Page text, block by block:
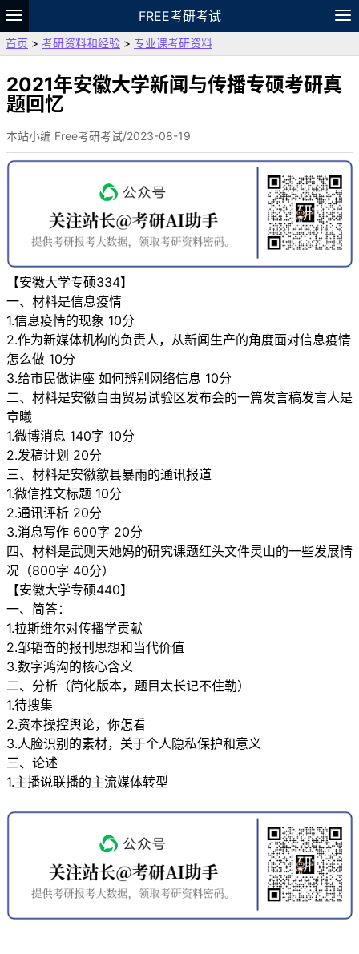
FREE考研考试
题库
故事 专题 APP
VIP
资料
首页 > 考研资料和经验 > 专业课考研资料
2021年安徽大学新闻与传播专硕考研真
题回忆
本站小编 Free考研考试/2023-08-19
【安徽大学专硕334】
一、材料是信息疫情
1.信息疫情的现象 10分
2.作为新媒体机构的负责人，从新闻生产的角度面对信息疫情
怎么做 10分
3.给市民做讲座 如何辨别网络信息 10分
二、材料是安徽自由贸易试验区发布会的一篇发言稿发言人是
章曦
1.微博消息 140字 10分
2.发稿计划 20分
三、材料是安徽歙县暴雨的通讯报道
1.微信推文标题 10分
2.通讯评析 20分
3.消息写作 600字 20分
四、材料是武则天她妈的研究课题红头文件灵山的一些发展情
况（800字 40分）
【安徽大学专硕440】
一、简答：
1.拉斯维尔对传播学贡献
2.邹韬奋的报刊思想和当代价值
3.数字鸿沟的核心含义
二、分析（简化版本，题目太长记不住勒）
1.待搜集
2.资本操控舆论，你怎看
3.人脸识别的素材，关于个人隐私保护和意义
三、论述
1.主播说联播的主流媒体转型